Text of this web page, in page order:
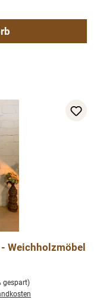
Weichholzmöbel
gespart)